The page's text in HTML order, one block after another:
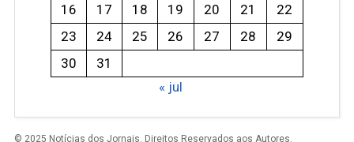
16
17 18 19 20 21
22
23
24 25 26 27 28
29
30
31
« jul
© 2025 Notícias dos Jornais. Direitos Reservados aos Autores.